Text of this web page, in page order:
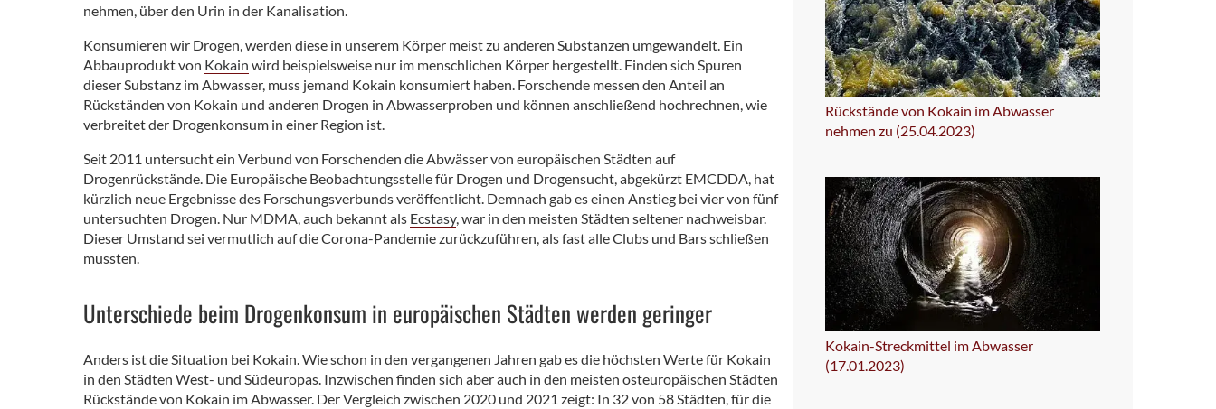
nehmen, über den Urin in der Kanalisation.
Konsumieren wir Drogen, werden diese in unserem Körper meist zu anderen Substanzen umgewandelt. Ein
Abbauprodukt von Kokain wird beispielsweise nur im menschlichen Körper hergestellt. Finden sich Spuren
dieser Substanz im Abwasser, muss jemand Kokain konsumiert haben. Forschende messen den Anteil an
Rückständen von Kokain und anderen Drogen in Abwasserproben und können anschließend hochrechnen, wie
verbreitet der Drogenkonsum in einer Region ist.
Seit 2011 untersucht ein Verbund von Forschenden die Abwässer von europäischen Städten auf
Drogenrückstände. Die Europäische Beobachtungsstelle für Drogen und Drogensucht, abgekürzt EMCDDA, hat
kürzlich neue Ergebnisse des Forschungsverbunds veröffentlicht. Demnach gab es einen Anstieg bei vier von fünf
untersuchten Drogen. Nur MDMA, auch bekannt als Ecstasy, war in den meisten Städten seltener nachweisbar.
Dieser Umstand sei vermutlich auf die Corona-Pandemie zurückzuführen, als fast alle Clubs und Bars schließen
mussten.
Unterschiede beim Drogenkonsum in europäischen Städten werden geringer
Anders ist die Situation bei Kokain. Wie schon in den vergangenen Jahren gab es die höchsten Werte für Kokain
in den Städten West- und Südeuropas. Inzwischen finden sich aber auch in den meisten osteuropäischen Städten
Rückstände von Kokain im Abwasser. Der Vergleich zwischen 2020 und 2021 zeigt: In 32 von 58 Städten, für die
Rückstände von Kokain im Abwasser
nehmen zu (25.04.2023)
Kokain-Streckmittel im Abwasser
(17.01.2023)